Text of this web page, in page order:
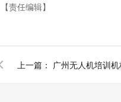
【责任编辑】
上一篇：